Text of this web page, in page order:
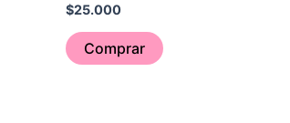
$25.000
Comprar